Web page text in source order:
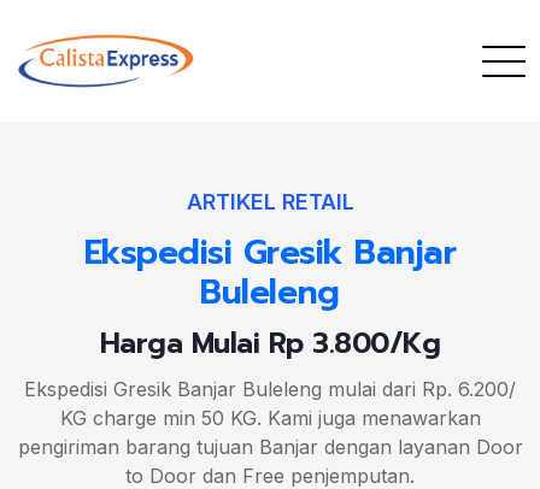
ARTIKEL RETAIL
Ekspedisi Gresik Banjar
Buleleng
Harga Mulai Rp 3.800/Kg
Ekspedisi Gresik Banjar Buleleng mulai dari Rp. 6.200/
KG charge min 50 KG. Kami juga menawarkan
pengiriman barang tujuan Banjar dengan layanan Door
to Door dan Free penjemputan.